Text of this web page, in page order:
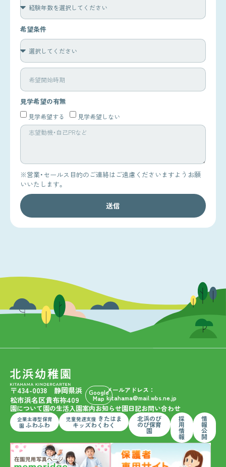
希望条件
見学希望の有無
見学希望する 見学希望しない
※営業・セールス目的のご連絡はご遠慮くださいますようお願
いいたします。
送信
〒434-0038 静岡県浜
松市浜名区貴布祢409
Google
Map
メールアドレス：
kitahama@mail.wbs.ne.jp
園について園の生活入園案内お知らせ園日記お問い合わせ
企業主導型保育
園 ふわふわ
児童発達支援 きたはま
キッズわくわく
北浜のび
のび保育
園
採
用
情
報
情
報
公
開